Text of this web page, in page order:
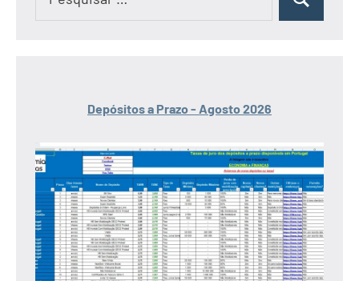
Pesquisar
Depósitos a Prazo - Agosto 2026